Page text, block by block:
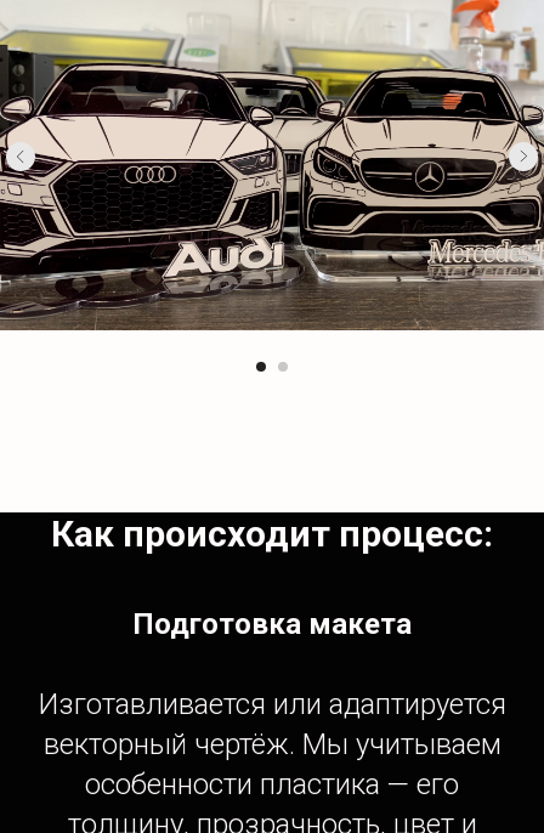
Как происходит процесс:
Подготовка макета
Изготавливается или адаптируется
векторный чертёж. Мы учитываем
особенности пластика — его
толщину, прозрачность, цвет и